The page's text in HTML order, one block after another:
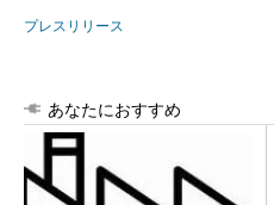
プレスリリース
あなたにおすすめ